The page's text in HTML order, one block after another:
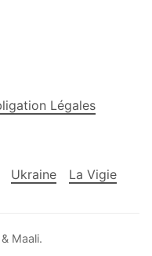
Légales
Ukraine La Vigie
& Maali.